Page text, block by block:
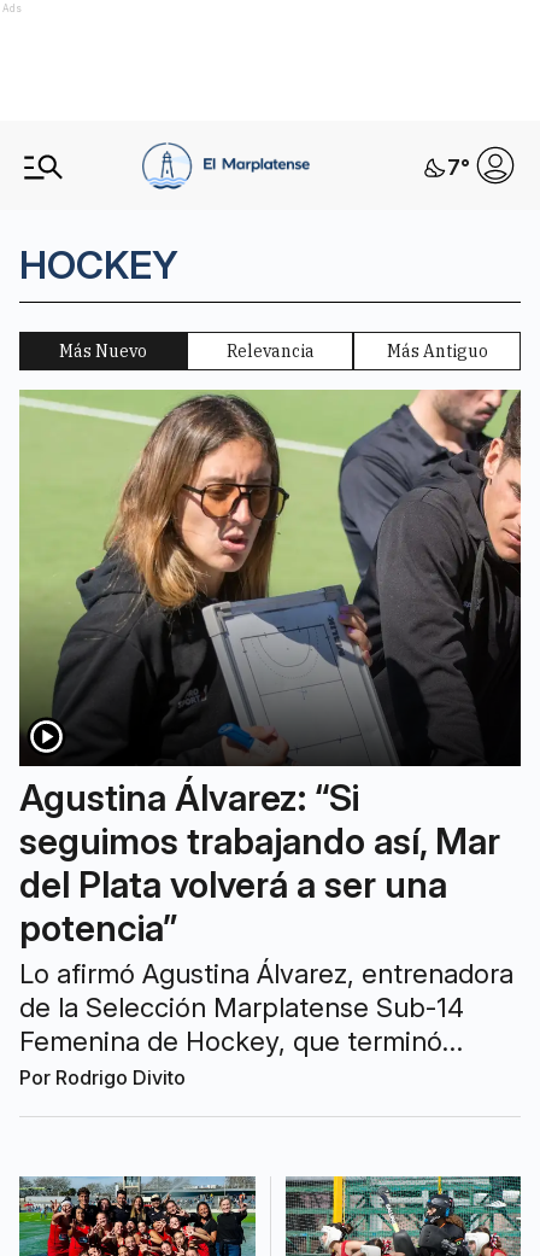
Ads
7°
HOCKEY
Más Nuevo Relevancia Más Antiguo
Agustina Álvarez: “Si
seguimos trabajando así, Mar
del Plata volverá a ser una
potencia”
Lo afirmó Agustina Álvarez, entrenadora
de la Selección Marplatense Sub-14
Femenina de Hockey, que terminó
tercera en el Argentino “B” disputado en
la ciudad y destacó el crecimiento
Por Rodrigo Divito